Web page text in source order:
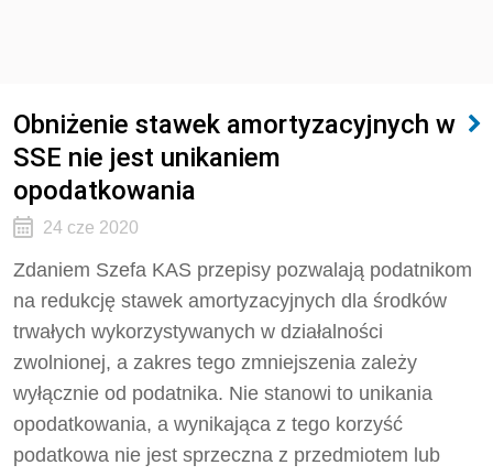
Obniżenie stawek amortyzacyjnych w
SSE nie jest unikaniem
opodatkowania
24 cze 2020
Zdaniem Szefa KAS przepisy pozwalają podatnikom
na redukcję stawek amortyzacyjnych dla środków
trwałych wykorzystywanych w działalności
zwolnionej, a zakres tego zmniejszenia zależy
wyłącznie od podatnika. Nie stanowi to unikania
opodatkowania, a wynikająca z tego korzyść
podatkowa nie jest sprzeczna z przedmiotem lub